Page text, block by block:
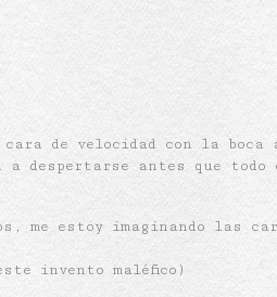
de velocidad con la
a despertarse antes que
me estoy imaginando las
invento maléfico)